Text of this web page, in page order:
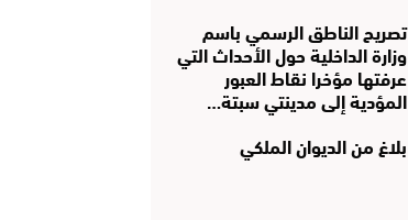
تصريح الناطق الرسمي باسم
وزارة الداخلية حول الأحداث التي
عرفتها مؤخرا نقاط العبور
المؤدية إلى مدينتي سبتة…
بلاغ من الديوان الملكي